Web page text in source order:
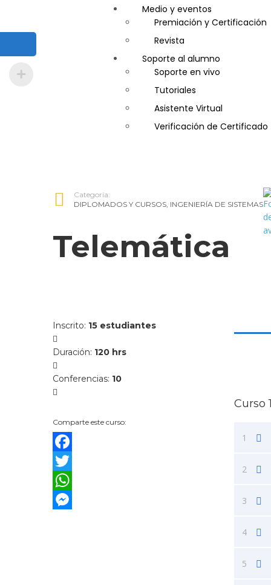
Entrenador Personal y
Gastronomía
Gestor de Crédito y
Guía de Turismo
Inglés Americano
Marketing y Publicidad
Medio Ambiente y Seguridad
Plataforma Bancaria y
Ventas de Productos y
Visitador Médico
Medio y eventos
Premiación y Certificación
Revista
Soporte al alumno
Soporte en vivo
Tutoriales
Asistente Virtual
Verificación de Certificado
Categoría:
DIPLOMADOS Y CURSOS, INGENIERÍA DE SISTEMAS
Telemática
Inscrito: 15 estudiantes
Duración: 120 hrs
Conferencias: 10
Comparte este curso:
Facebook
Twitter
WhatsApp
Curso 1
1
2
3
4
5